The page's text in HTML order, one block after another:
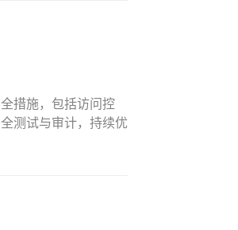
措施，包括访问控
测试与审计，持续优